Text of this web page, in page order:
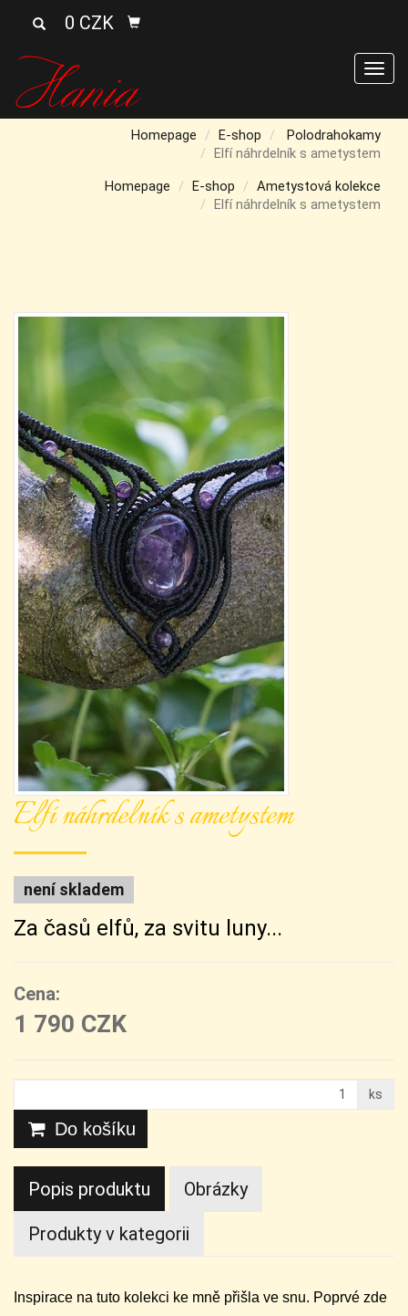
0 CZK
Homepage E-shop
Polodrahokamy
Elfí náhrdelník s ametystem
Homepage
E-shop
Ametystová kolekce
Elfí náhrdelník s ametystem
Elfí náhrdelník s ametystem
není skladem
Za časů elfů, za svitu luny...
Cena:
1 790 CZK
ks
Do košíku
Popis produktu Obrázky
Produkty v kategorii
Inspirace na tuto kolekci ke mně přišla ve snu. Poprvé zde